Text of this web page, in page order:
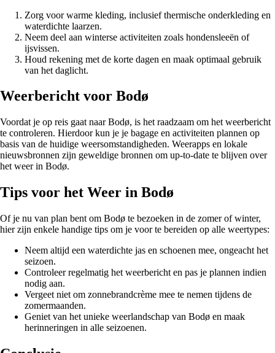
Zorg voor warme kleding, inclusief thermische onderkleding en
waterdichte laarzen.
Neem deel aan winterse activiteiten zoals hondensleeën of
ijsvissen.
Houd rekening met de korte dagen en maak optimaal gebruik
van het daglicht.
Weerbericht voor Bodø
Voordat je op reis gaat naar Bodø, is het raadzaam om het weerbericht
te controleren. Hierdoor kun je je bagage en activiteiten plannen op
basis van de huidige weersomstandigheden. Weerapps en lokale
nieuwsbronnen zijn geweldige bronnen om up-to-date te blijven over
het weer in Bodø.
Tips voor het Weer in Bodø
Of je nu van plan bent om Bodø te bezoeken in de zomer of winter,
hier zijn enkele handige tips om je voor te bereiden op alle weertypes:
Neem altijd een waterdichte jas en schoenen mee, ongeacht het
seizoen.
Controleer regelmatig het weerbericht en pas je plannen indien
nodig aan.
Vergeet niet om zonnebrandcrème mee te nemen tijdens de
zomermaanden.
Geniet van het unieke weerlandschap van Bodø en maak
herinneringen in alle seizoenen.